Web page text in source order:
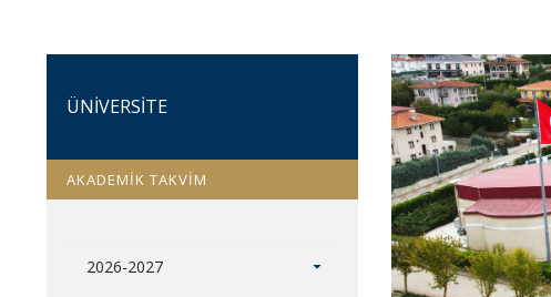
ÜNİVERSİTE
AKADEMİK TAKVİM
2026-2027